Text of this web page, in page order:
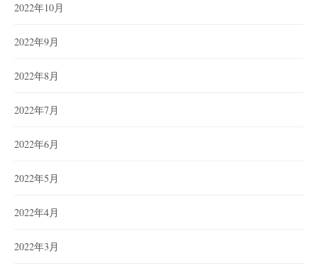
2022年10月
2022年9月
2022年8月
2022年7月
2022年6月
2022年5月
2022年4月
2022年3月